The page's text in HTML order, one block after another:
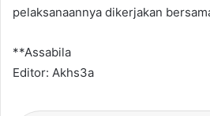
pelaksanaannya dikerjakan
**Assabila
Editor: Akhs3a